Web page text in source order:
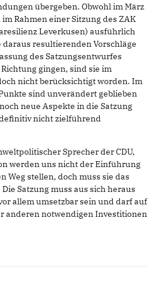
übergeben. Obwohl im März
Rahmen einer Sitzung des ZAK
Leverkusen) ausführlich
resultierenden Vorschläge
des Satzungsentwurfes
gingen, sind sie im
nicht berücksichtigt worden. Im
sind unverändert geblieben
neue Aspekte in die Satzung
nicht zielführend
Sprecher der CDU,
werdenuns nicht der Einführung
Weg stellen, doch muss sie das
Satzung muss aus sich heraus
allem umsetzbarsein und darf auf
anderen notwendigen Investitionen